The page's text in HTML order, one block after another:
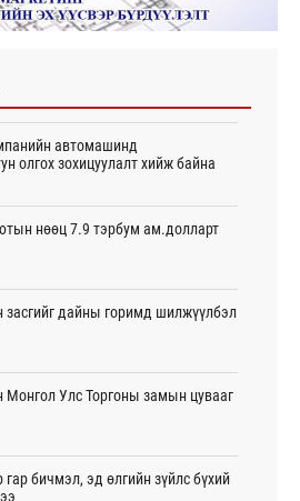
автомашинд
олгох зохицуулалт хийж байна
нөөц 7.9 тэрбум ам.долларт
засгийг дайны горимд шилжүүлбэл
Монгол Улс Торгоны замын цувааг
бичмэл, эд өлгийн зүйлс бүхий